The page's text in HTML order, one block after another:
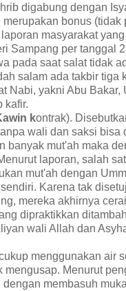
digabung dengan
bonus (tidak
masyarakat
Sampang per tanggal
pada saat salat tidak
salam ada takbir tiga
Nabi, yakni Abu Bakar,
kafir.
kontrak).
wali dan saksi bisa
banyak mut'ah maka
laporan, salah
mut'ah dengan
Karena tak
mereka akhirnya
dipraktikkan
wali Allah dan
menggunakan air
mengusap. Menurut
membasuh